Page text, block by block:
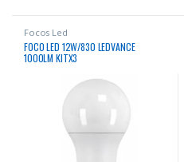
Focos Led
FOCO LED 12W/830 LEDVANCE
1000LM KITX3